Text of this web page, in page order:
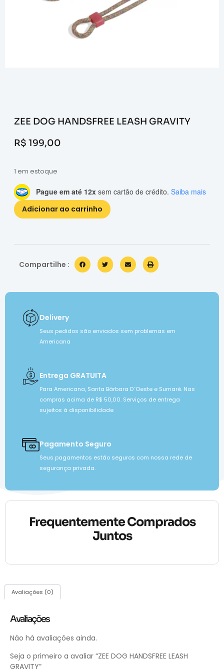
ZEE DOG HANDSFREE LEASH GRAVITY
R$ 199,00
1 em estoque
Pague em até 12x sem cartão de crédito. Saiba mais
Adicionar ao carrinho
Compartilhe :
Delivery
Seus pedidos são enviados sem problemas em
Americana
Entrega GRATUITA
Para Americana, Santa Bárbara D´Oeste e Sumaré. Nas
compras acima de R$ 50,00. Serviços de entrega
sujeitos à disponibilidade
Pagamento Seguro
Seus pagamentos estão seguros com nossa rede de
segurança privada.
Frequentemente Comprados
Juntos
Avaliações (0)
Avaliações
Não há avaliações ainda.
Seja o primeiro a avaliar “ZEE DOG HANDSFREE LEASH
GRAVITY”